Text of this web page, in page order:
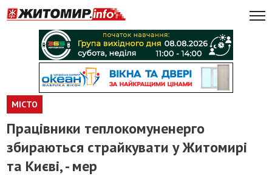
МІСТО
Працівники теплокомуненерго
збираються страйкувати у Житомирі
та Києві, - мер